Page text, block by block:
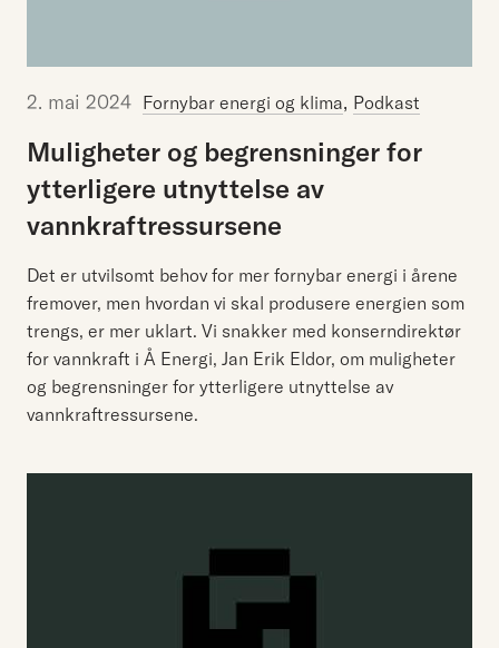
2. mai 2024 Fornybar energi og klima, Podkast
Muligheter og begrensninger for
ytterligere utnyttelse av
vannkraftressursene
Det er utvilsomt behov for mer fornybar energi i årene
fremover, men hvordan vi skal produsere energien som
trengs, er mer uklart. Vi snakker med konserndirektør
for vannkraft i Å Energi, Jan Erik Eldor, om muligheter
og begrensninger for ytterligere utnyttelse av
vannkraftressursene.